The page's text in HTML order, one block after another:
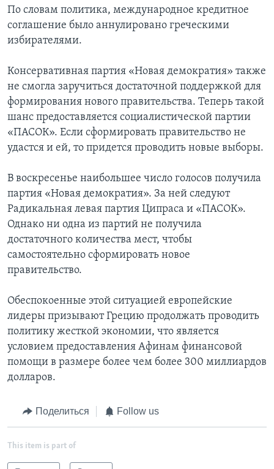
По словам политика, международное кредитное
соглашение было аннулировано греческими
избирателями.
Консервативная партия «Новая демократия» также
не смогла заручиться достаточной поддержкой для
формирования нового правительства. Теперь такой
шанс предоставляется социалистической партии
«ПАСОК». Если сформировать правительство не
удастся и ей, то придется проводить новые выборы.
В воскресенье наибольшее число голосов получила
партия «Новая демократия». За ней следуют
Радикальная левая партия Ципраса и «ПАСОК».
Однако ни одна из партий не получила
достаточного количества мест, чтобы
самостоятельно сформировать новое
правительство.
Обеспокоенные этой ситуацией европейские
лидеры призывают Грецию продолжать проводить
политику жесткой экономии, что является
условием предоставления Афинам финансовой
помощи в размере более чем более 300 миллиардов
долларов.
Поделиться Follow us
This item is part of